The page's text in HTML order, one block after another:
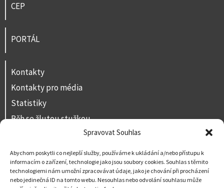
Spravovat Souhlas
Abychom poskytli co nejlepší služby, používáme k ukládání a/nebo přístupu k
informacím o zařízení, technologie jako jsou soubory cookies. Souhlas s těmito
technologiemi nám umožní zpracovávat údaje, jako je chování při procházení
nebo jedinečná ID na tomto webu. Nesouhlas nebo odvolání souhlasu může
CEP
PORTÁL
Kontakty
Kontakty pro média
Statistiky
Běh se žlutou stužkou
Prohlášení o přístupnosti
Napište nám